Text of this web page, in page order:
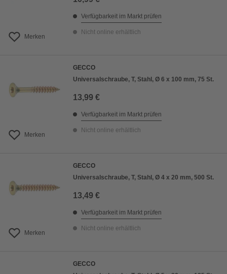
Merken
Verfügbarkeit im Markt prüfen
Nicht online erhältlich
Merken
GECCO
Universalschraube, T, Stahl, Ø 6 x 100 mm, 75 St.
13,99 €
Verfügbarkeit im Markt prüfen
Nicht online erhältlich
Merken
GECCO
Universalschraube, T, Stahl, Ø 4 x 20 mm, 500 St.
13,49 €
Verfügbarkeit im Markt prüfen
Nicht online erhältlich
GECCO